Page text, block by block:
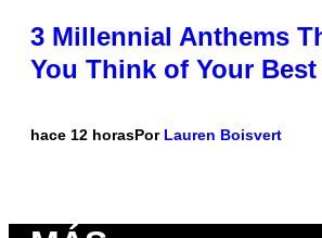
3 Millennial Anthems
You Think of Your
hace 12 horasPor Lauren Boisvert